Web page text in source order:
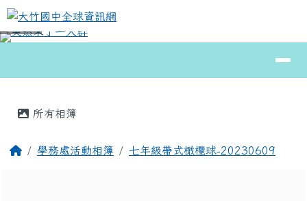
跳至主內容區
大竹國中全球資訊網
⏸
所有相簿
回首頁學務處活動相簿 七年級帶式橄欖球-20230609